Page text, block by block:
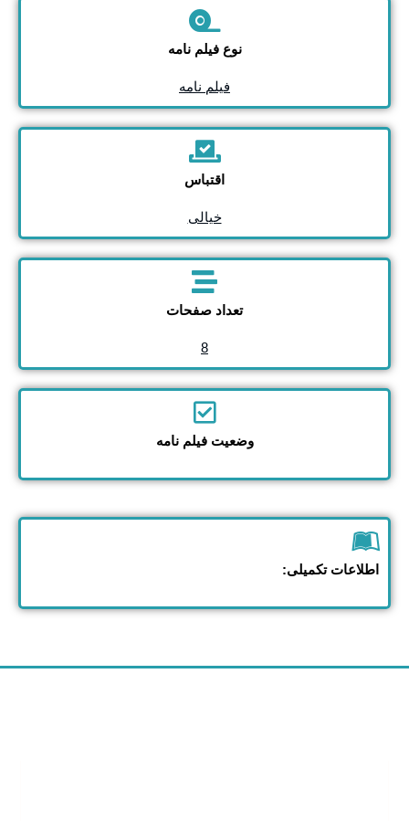
نوع فیلم نامه
فیلم نامه
اقتباس
خیالی
تعداد صفحات
8
وضعیت فیلم نامه
اطلاعات تکمیلی: